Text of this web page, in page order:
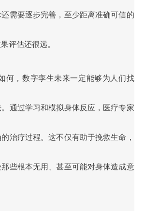
需要逐步完善，至少距离准确可信的
评估还很远。
何，数字孪生未来一定能够为人们找
通过学习和模拟身体反应，医疗专家
治疗过程。这不仅有助于挽救生命，
些根本无用、甚至可能对身体造成意